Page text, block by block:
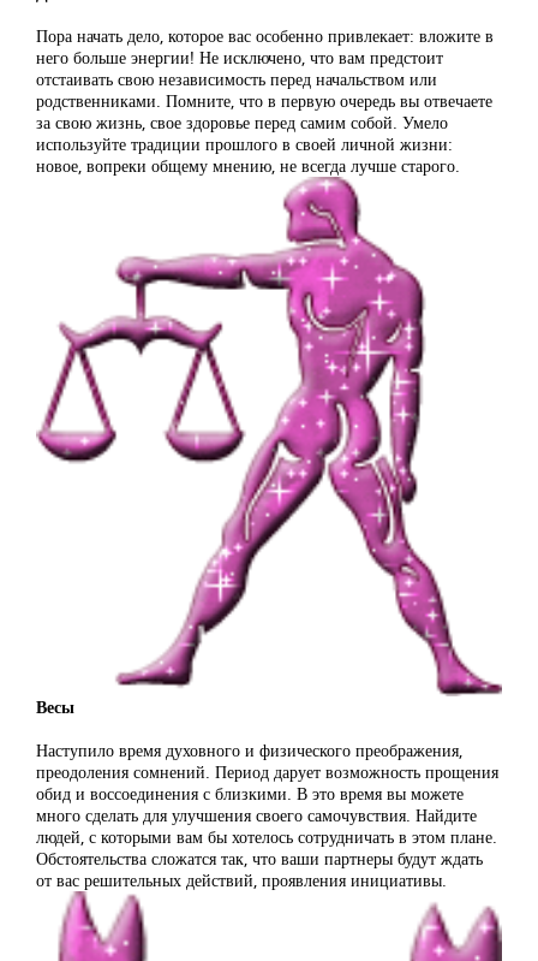
Пора начать дело, которое вас особенно привлекает: вложите в
него больше энергии! Не исключено, что вам предстоит
отстаивать свою независимость перед начальством или
родственниками. Помните, что в первую очередь вы отвечаете
за свою жизнь, свое здоровье перед самим собой. Умело
используйте традиции прошлого в своей личной жизни:
новое, вопреки общему мнению, не всегда лучше старого.
Весы
Наступило время духовного и физического преображения,
преодоления сомнений. Период дарует возможность прощения
обид и воссоединения с близкими. В это время вы можете
много сделать для улучшения своего самочувствия. Найдите
людей, с которыми вам бы хотелось сотрудничать в этом плане.
Обстоятельства сложатся так, что ваши партнеры будут ждать
от вас решительных действий, проявления инициативы.